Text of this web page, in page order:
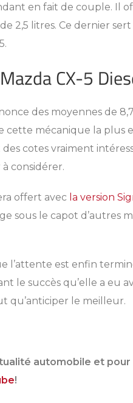
en fait de couple. Il
2,5 litres. Ce dernier
CX-5
des moyennes de
cette mécanique la plus
des cotes vraiment
considérer.
offert avec la version
sous le capot d’autres
l’attente est enfin
le succès qu’elle a eu
qu’anticiper le meilleur.
automobile et
!
voir tous les détails.
VOUS
voir tous les détails.